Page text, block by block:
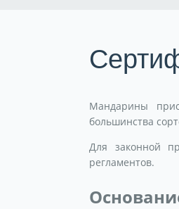
Мандарины
большинства
Для законной
регламентов.